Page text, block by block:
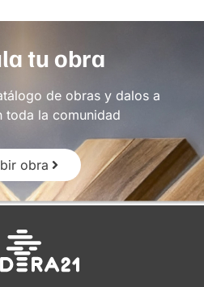
tu obra
de obras y dalos a
toda la comunidad
obra